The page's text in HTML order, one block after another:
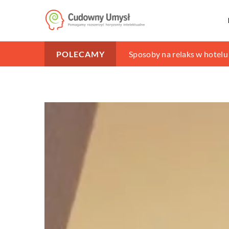
POLECAMY Jak dbać o szkła
Sposoby na relaks w hotelu
Czym jest instalacja